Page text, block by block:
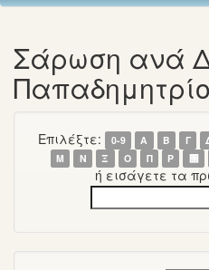
Σάρωση ανά
Επιλέξτε: 0-9 Α Β Γ
Μ
Ν Ξ Ο Π Ρ ΢
ή εισάγετε τα